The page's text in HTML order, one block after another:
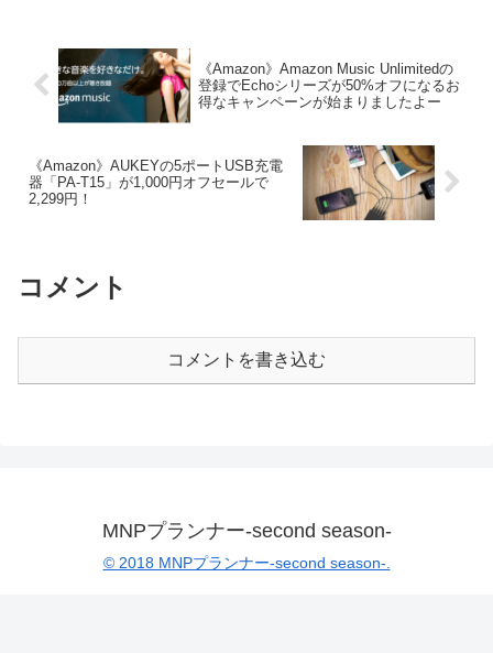
《Amazon》Amazon Music Unlimitedの
登録でEchoシリーズが50%オフになるお
得なキャンペーンが始まりましたよー
《Amazon》AUKEYの5ポートUSB充電
器「PA-T15」が1,000円オフセールで
2,299円！
コメント
コメントを書き込む
MNPプランナー-second season-
© 2018 MNPプランナー-second season-.